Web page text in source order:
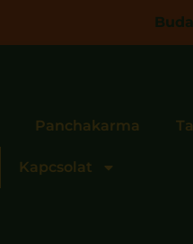
Panchakarma
Kapcsolat